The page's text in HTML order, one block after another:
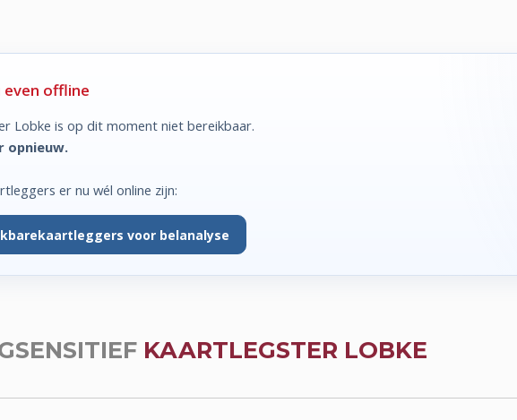
even offline
Lobke is op dit moment niet bereikbaar.
opnieuw.
er nu wél online zijn:
kaartleggers voor belanalyse
KAARTLEGSTER LOBKE